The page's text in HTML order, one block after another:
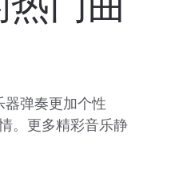
器弹奏更加个性
。更多精彩音乐静